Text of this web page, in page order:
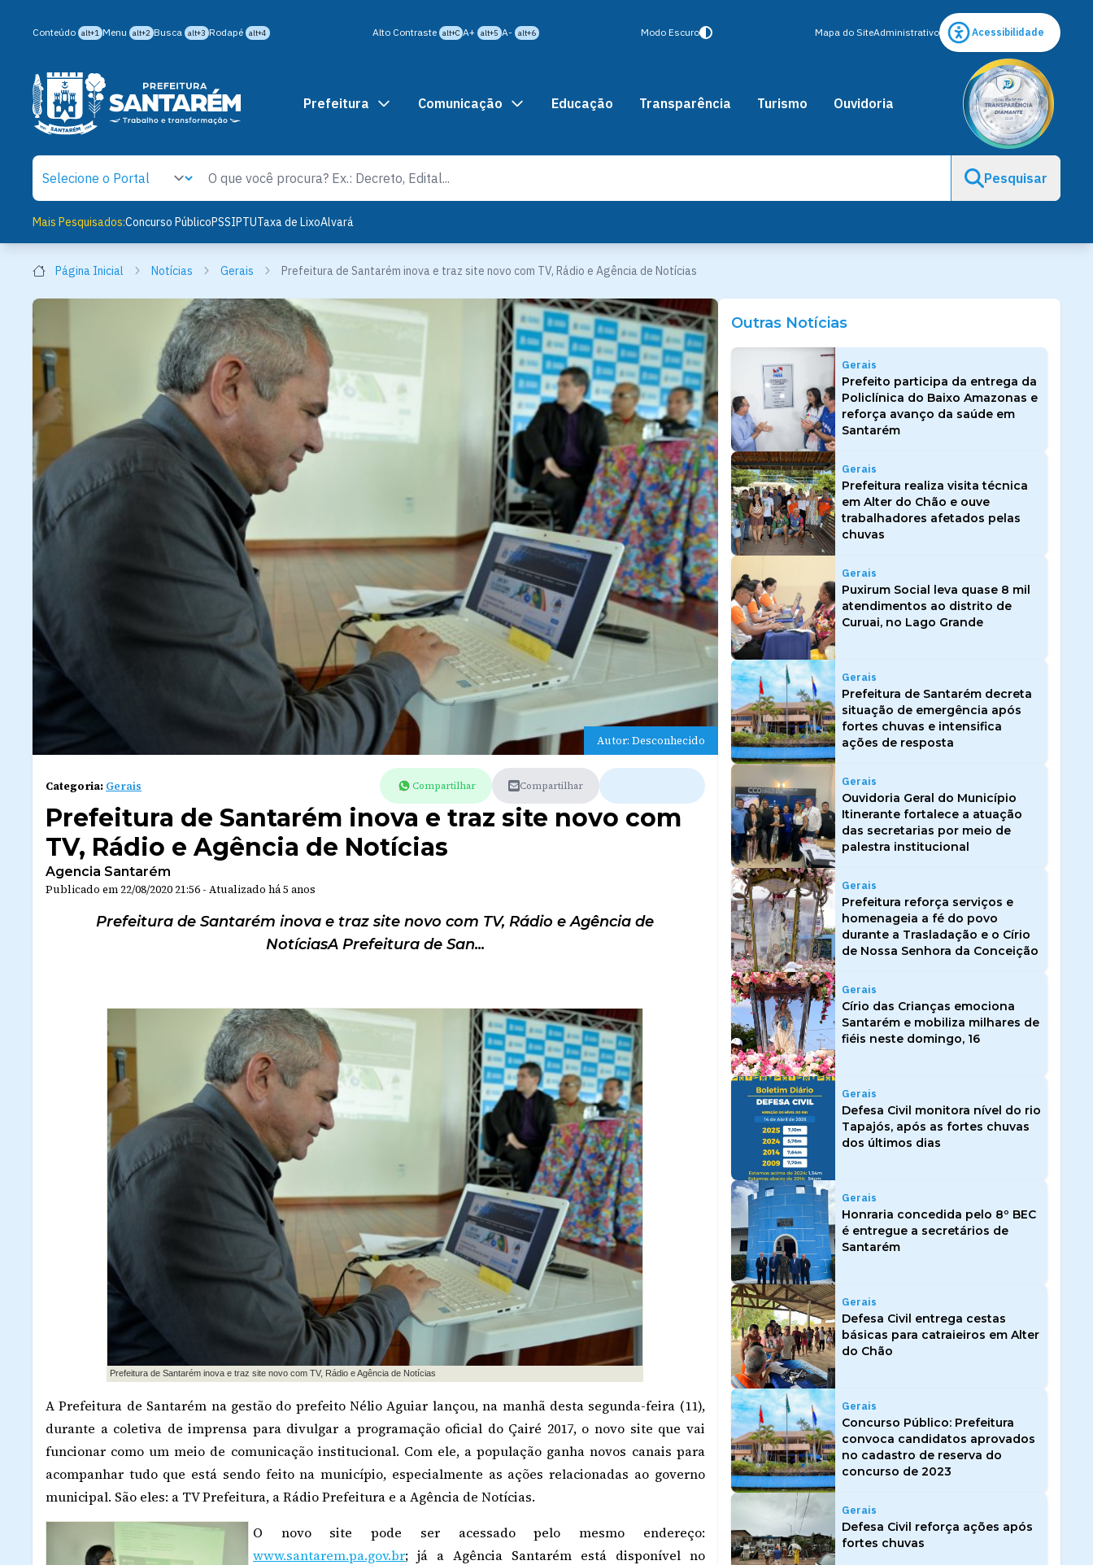
Conteúdo alt+1 Menu alt+2 Busca alt+3 Rodapé alt+4 Alto Contraste alt+C A+ alt+5 A- alt+6 Modo Escuro Mapa do SiteAdministrativo Acessibilidade
Prefeitura Comunicação Educação Transparência Turismo Ouvidoria
Pesquisar
Mais Pesquisados:Concurso PúblicoPSSIPTUTaxa de LixoAlvará
Página Inicial Notícias Gerais Prefeitura de Santarém inova e traz site novo com TV, Rádio e Agência de Notícias
Autor: Desconhecido
Categoria: Gerais Compartilhar Compartilhar
Prefeitura de Santarém inova e traz site novo com
TV, Rádio e Agência de Notícias
Agencia Santarém
Publicado em 22/08/2020 21:56 - Atualizado há 5 anos
Prefeitura de Santarém inova e traz site novo com TV, Rádio e Agência de
NotíciasA Prefeitura de San...
Prefeitura de Santarém inova e traz site novo com TV, Rádio e Agência de Notícias
A Prefeitura de Santarém na gestão do prefeito Nélio Aguiar lançou, na manhã desta segunda-feira (11),
durante a coletiva de imprensa para divulgar a programação oficial do Çairé 2017, o novo site que vai
funcionar como um meio de comunicação institucional. Com ele, a população ganha novos canais para
acompanhar tudo que está sendo feito na município, especialmente as ações relacionadas ao governo
municipal. São eles: a TV Prefeitura, a Rádio Prefeitura e a Agência de Notícias.
O novo site pode ser acessado pelo mesmo endereço:
www.santarem.pa.gov.br; já a Agência Santarém está disponível no
Outras Notícias
Gerais
Prefeito participa da entrega da
Policlínica do Baixo Amazonas e
reforça avanço da saúde em
Santarém
Gerais
Prefeitura realiza visita técnica
em Alter do Chão e ouve
trabalhadores afetados pelas
chuvas
Gerais
Puxirum Social leva quase 8 mil
atendimentos ao distrito de
Curuai, no Lago Grande
Gerais
Prefeitura de Santarém decreta
situação de emergência após
fortes chuvas e intensifica
ações de resposta
Gerais
Ouvidoria Geral do Município
Itinerante fortalece a atuação
das secretarias por meio de
palestra institucional
Gerais
Prefeitura reforça serviços e
homenageia a fé do povo
durante a Trasladação e o Círio
de Nossa Senhora da Conceição
Gerais
Círio das Crianças emociona
Santarém e mobiliza milhares de
fiéis neste domingo, 16
Gerais
Defesa Civil monitora nível do rio
Tapajós, após as fortes chuvas
dos últimos dias
Gerais
Honraria concedida pelo 8º BEC
é entregue a secretários de
Santarém
Gerais
Defesa Civil entrega cestas
básicas para catraieiros em Alter
do Chão
Gerais
Concurso Público: Prefeitura
convoca candidatos aprovados
no cadastro de reserva do
concurso de 2023
Gerais
Defesa Civil reforça ações após
fortes chuvas